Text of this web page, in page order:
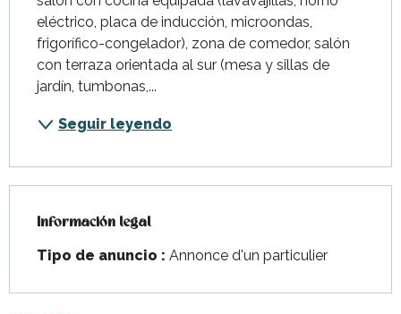
eléctrico, placa de inducción, microondas,
frigorífico-congelador), zona de comedor, salón
con terraza orientada al sur (mesa y sillas de
jardín, tumbonas,...
Seguir leyendo
Información legal
Información legal
Tipo de anuncio : Annonce d'un particulier